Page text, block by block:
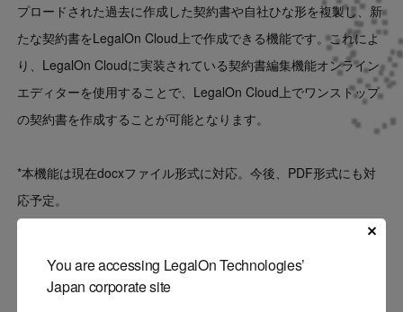
You are accessing LegalOn Technologies’
Japan corporate site
プロードされた過去に作成した契約書や自社ひな形を複製し、新
たな契約書をLegalOn Cloud上で作成できる機能です。これによ
り、LegalOn Cloudに実装されている契約書編集機能オンライン
エディターを使用することで、LegalOn Cloud上でワンストップ
の契約書を作成することが可能となります。
*本機能は現在docxファイル形式に対応。今後、PDF形式にも対
応予定。
契約書の複製